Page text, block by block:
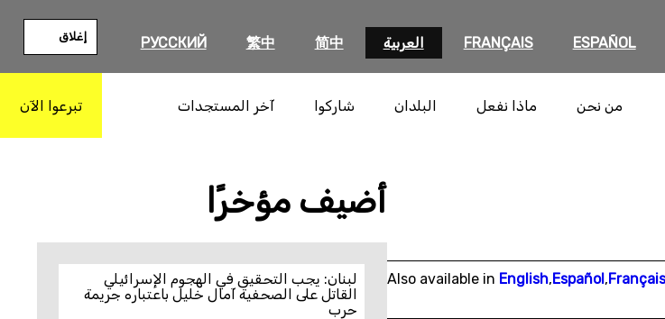
ESPAÑOL
FRANÇAIS العربية 简中
繁中
РУССКИЙ إغلاق
من نحن ماذا نفعل البلدان شاركوا آخر المستجدات تبرعوا الآن
Also available in English,Español,Français
أضيف مؤخرًا
لبنان: يجب التحقيق في الهجوم الإسرائيلي
القاتل على الصحفية آمال خليل باعتباره جريمة
حرب